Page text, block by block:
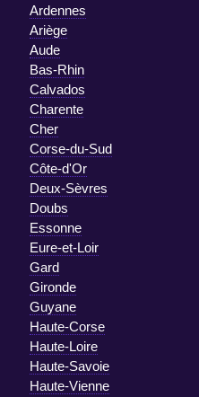
Ardennes
Ariège
Aude
Bas-Rhin
Calvados
Charente
Cher
Corse-du-Sud
Côte-d'Or
Deux-Sèvres
Doubs
Essonne
Eure-et-Loir
Gard
Gironde
Guyane
Haute-Corse
Haute-Loire
Haute-Savoie
Haute-Vienne